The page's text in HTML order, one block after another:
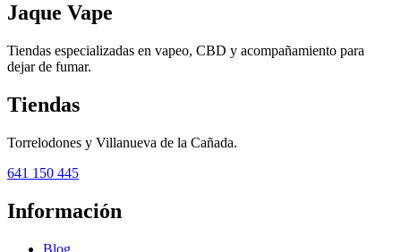
Jaque Vape
Tiendas especializadas en vapeo, CBD y acompañamiento para
dejar de fumar.
Tiendas
Torrelodones y Villanueva de la Cañada.
641 150 445
Información
Blog